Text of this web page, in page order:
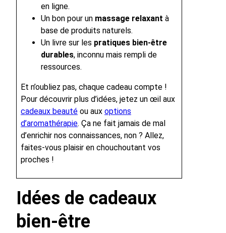
en ligne.
Un bon pour un massage relaxant à
base de produits naturels.
Un livre sur les pratiques bien-être
durables, inconnu mais rempli de
ressources.
Et n’oubliez pas, chaque cadeau compte !
Pour découvrir plus d’idées, jetez un œil aux
cadeaux beauté ou aux options
d’aromathérapie. Ça ne fait jamais de mal
d’enrichir nos connaissances, non ? Allez,
faites-vous plaisir en chouchoutant vos
proches !
Idées de cadeaux
bien-être